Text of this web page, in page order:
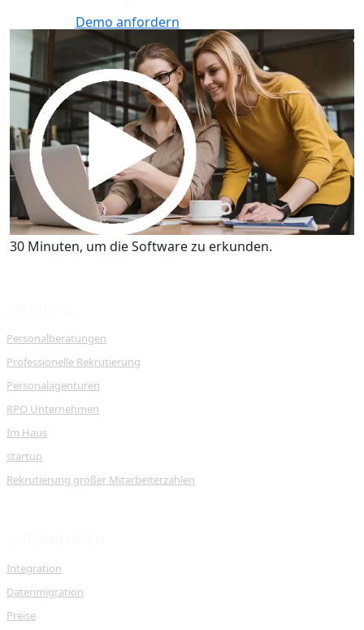
Demo anfordern
30 Minuten, um die Software zu erkunden.
Demo anfordern
30 Minuten, um die Software zu erkunden.
Personalberatungen
Professionelle Rekrutierung
Personalagenturen
RPO Unternehmen
Im Haus
startup
Rekrutierung großer Mitarbeiterzahlen
Integration
Datenmigration
Preise